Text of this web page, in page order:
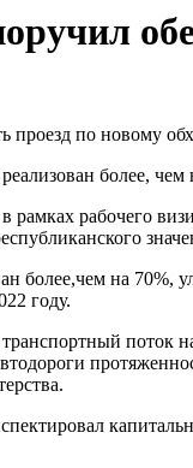
более, чем
в рамках рабочего
более,чем на 70%,
году.
поток